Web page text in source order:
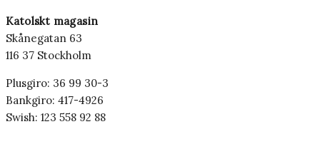
Katolskt magasin
Skånegatan 63
116 37 Stockholm
Plusgiro: 36 99 30-3
Bankgiro: 417-4926
Swish: 123 558 92 88